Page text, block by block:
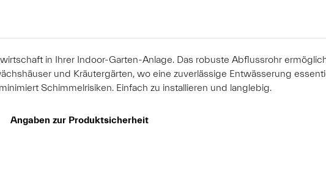
in Ihrer Indoor-Garten-Anlage. Das robuste Abflussrohr
und Kräutergärten, wo eine zuverlässige Entwässerung
Schimmelrisiken. Einfach zu installieren und langlebig.
Angaben zur Produktsicherheit